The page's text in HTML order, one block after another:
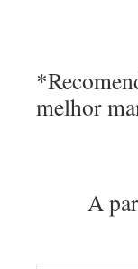
melhor
A